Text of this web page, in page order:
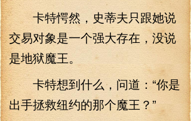
卡特愕然，史蒂夫只跟她说
交易对象是一个强大存在，没说
是地狱魔王。
卡特想到什么，问道：“你是
出手拯救纽约的那个魔王？”